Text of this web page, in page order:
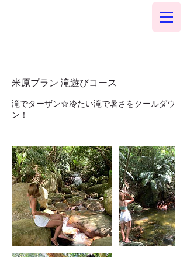
米原プラン 滝遊びコース
滝でターザン☆冷たい滝で暑さをクールダウ
ン！